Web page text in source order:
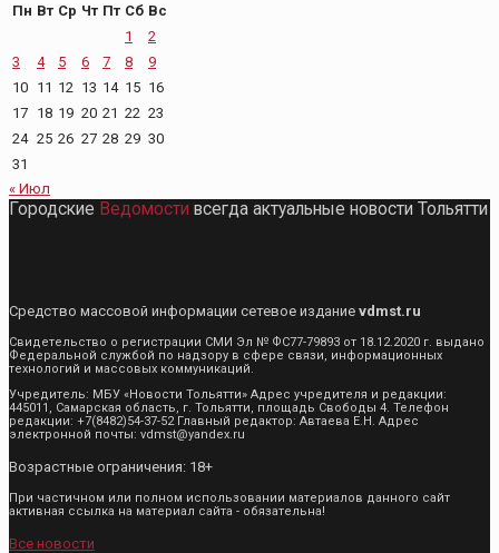
Пн Вт Ср Чт Пт Сб Вс
1
2
3
4 5 6 7 8
9
10 11 12 13 14 15 16
17 18 19 20 21 22 23
24 25 26 27 28 29 30
31
« Июл
Городские Ведомости всегда актуальные новости Тольятти
Средство массовой информации сетевое издание vdmst.ru
Свидетельство о регистрации СМИ Эл № ФС77-79893 от 18.12.2020 г. выдано
Федеральной службой по надзору в сфере связи, информационных
технологий и массовых коммуникаций.
Учредитель: МБУ «Новости Тольятти» Адрес учредителя и редакции:
445011, Самарская область, г. Тольятти, площадь Свободы 4. Телефон
редакции: +7(8482)54-37-52 Главный редактор: Автаева Е.Н. Адрес
электронной почты: vdmst@yandex.ru
Возрастные ограничения: 18+
При частичном или полном использовании материалов данного сайт
активная ссылка на материал сайта - обязательна!
Все новости